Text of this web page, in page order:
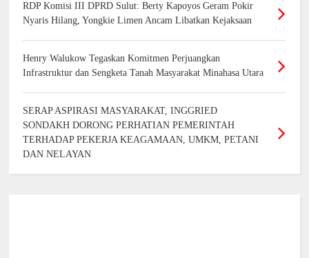
RDP Komisi III DPRD Sulut: Berty Kapoyos Geram Pokir
Nyaris Hilang, Yongkie Limen Ancam Libatkan Kejaksaan
Henry Walukow Tegaskan Komitmen Perjuangkan
Infrastruktur dan Sengketa Tanah Masyarakat Minahasa Utara
SERAP ASPIRASI MASYARAKAT, INGGRIED
SONDAKH DORONG PERHATIAN PEMERINTAH
TERHADAP PEKERJA KEAGAMAAN, UMKM, PETANI
DAN NELAYAN